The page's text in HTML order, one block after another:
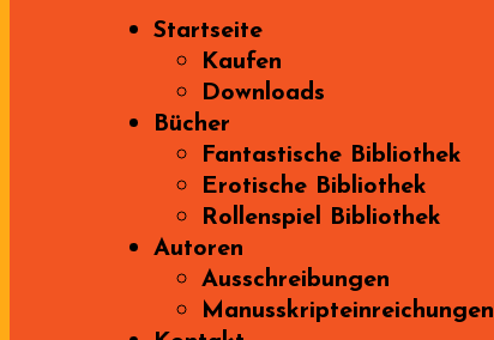
Startseite
Kaufen
Downloads
Bücher
Fantastische Bibliothek
Erotische Bibliothek
Rollenspiel Bibliothek
Autoren
Ausschreibungen
Manusskripteinreichungen